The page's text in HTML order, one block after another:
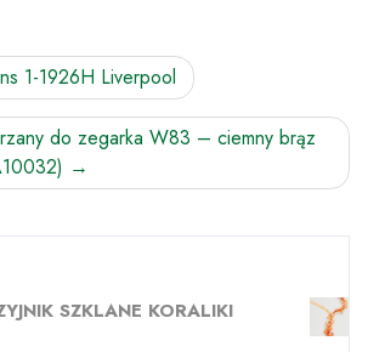
1-1926H Liverpool
do zegarka W83 – ciemny brąz
SZKLANE KORALIKI